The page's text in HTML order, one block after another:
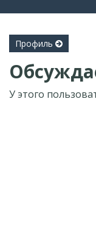
Профиль
У этого